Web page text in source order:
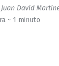
Juan David
~ 1 minuto